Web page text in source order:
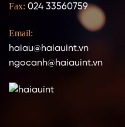
Fax: 024 33560759
Email:
haiau@haiauint.vn
ngocanh@haiauint.vn